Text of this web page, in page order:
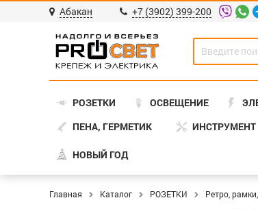
Абакан +7 (3902) 399-200
РОЗЕТКИ ОСВЕЩЕНИЕ
ПЕНА, ГЕРМЕТИК
ИНСТРУМЕНТ
НОВЫЙ ГОД
Главная Каталог РОЗЕТКИ Ретро,